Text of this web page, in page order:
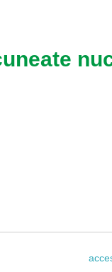
的相关资料：